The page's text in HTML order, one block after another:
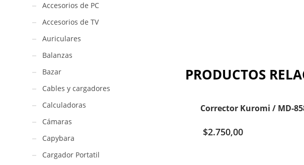
PRODUCTOS
Corrector Kuromi / MD-
$2.750,00
Accesorios de PC
Accesorios de TV
Auriculares
Balanzas
Bazar
Cables y cargadores
Calculadoras
Cámaras
Capybara
Cargador Portatil